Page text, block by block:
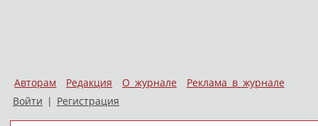
Авторам Редакция О журнале
Реклама в журнале
Войти | Регистрация